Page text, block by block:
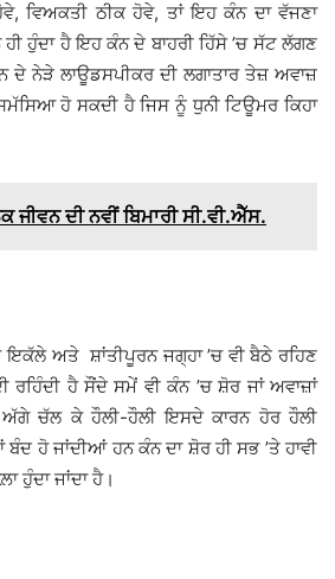
ਵਿਅਕਤੀ ਠੀਕ ਹੋਵੇ, ਤਾਂ ਇਹ ਕੰਨ ਦਾ ਵੱਜਣਾ
ਹੁੰਦਾ ਹੈ ਇਹ ਕੰਨ ਦੇ ਬਾਹਰੀ ਹਿੱਸੇ ’ਚ ਸੱਟ ਲੱਗਣ
ਦੇ ਨੇੜੇ ਲਾਊਡਸਪੀਕਰ ਦੀ ਲਗਾਤਾਰ ਤੇਜ਼ ਅਵਾਜ਼
ਹੋ ਸਕਦੀ ਹੈ ਜਿਸ ਨੂੰ ਧੁਨੀ ਟਿਊਮਰ ਕਿਹਾ
ਜੀਵਨ ਦੀ ਨਵੀਂ ਬਿਮਾਰੀ ਸੀ.ਵੀ.ਐੱਸ.
ਇਕੱਲੇ ਅਤੇ ਸ਼ਾਂਤੀਪੂਰਨ ਜਗ੍ਹਾ ’ਚ ਵੀ ਬੈਠੇ ਰਹਿਣ
ਹੈ ਸੌਂਦੇ ਸਮੇਂ ਵੀ ਕੰਨ ’ਚ ਸ਼ੋਰ ਜਾਂ ਅਵਾਜ਼ਾਂ
ਚੱਲ ਕੇ ਹੌਲੀ-ਹੌਲੀ ਇਸਦੇ ਕਾਰਨ ਹੋਰ ਹੌਲੀ
ਹੋ ਜਾਂਦੀਆਂ ਹਨ ਕੰਨ ਦਾ ਸ਼ੋਰ ਹੀ ਸਭ ’ਤੇ ਹਾਵੀ
ਹੁੰਦਾ ਜਾਂਦਾ ਹੈ।